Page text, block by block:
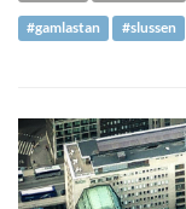
#gamlastan #slussen